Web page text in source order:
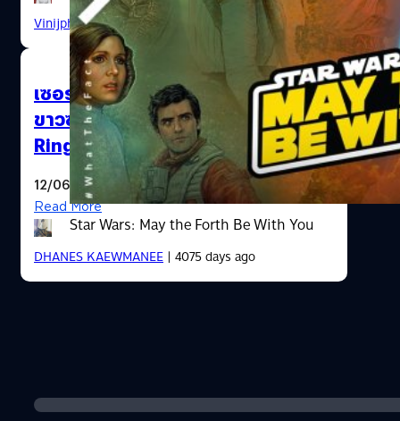
Star Wars: May the Forth Be With You
Vinijphat Kanyapong| 2287 days ago
เซอร์ คริสโตเฟอร์ ลี ผู้รับบท พ่อมด
ขาวซารูมานใน The Lord of the
Rings เสียชีวิตแล้ว
12/06/2015
Read More
DHANES KAEWMANEE| 4075 days ago